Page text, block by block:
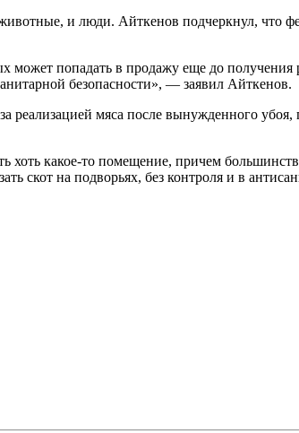
и люди. Айткенов подчеркнул, что
может попадать в продажу еще до получения
безопасности», — заявил Айткенов.
реализацией мяса после вынужденного убоя,
хоть какое-то помещение, причем
скот на подворьях, без контроля и в